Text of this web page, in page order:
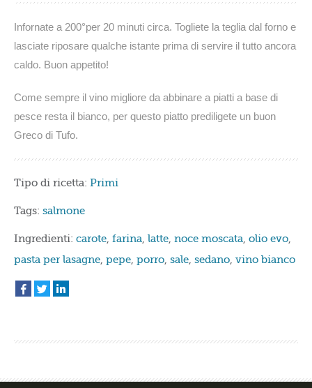
Infornate a 200°per 20 minuti circa. Togliete la teglia dal forno e
lasciate riposare qualche istante prima di servire il tutto ancora
caldo. Buon appetito!
Come sempre il vino migliore da abbinare a piatti a base di
pesce resta il bianco, per questo piatto prediligete un buon
Greco di Tufo.
Tipo di ricetta: Primi
Tags: salmone
Ingredienti: carote, farina, latte, noce moscata, olio evo,
pasta per lasagne, pepe, porro, sale, sedano, vino bianco